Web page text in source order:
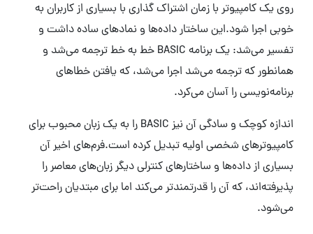
روی یک کامپیوتر با زمان اشتراک گذاری با بسیاری از کاربران به
خوبی اجرا شود.این ساختار داده‌ها و نمادهای ساده داشت و
تفسیر می‌شد: یک برنامه BASIC خط به خط ترجمه می‌شد و
همانطور که ترجمه می‌شد اجرا می‌شد، که یافتن خطاهای
برنامه‌نویسی را آسان می‌کرد.
اندازه کوچک و سادگی آن نیز BASIC را به یک زبان محبوب برای
کامپیوترهای شخصی اولیه تبدیل کرده است.فرم‌های اخیر آن
بسیاری از داده‌ها و ساختارهای کنترلی دیگر زبان‌های معاصر را
پذیرفته‌اند، که آن را قدرتمندتر می‌کند اما برای مبتدیان راحت‌تر
می‌شود.